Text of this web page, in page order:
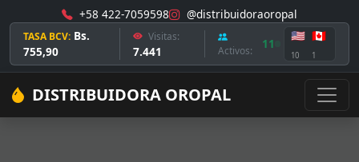
+58 422-7059598 @distribuidoraoropal
TASA BCV: Bs.
755,90
Visitas:
7.441 Activos: 11
🇺🇸
10
🇨🇦
1
DISTRIBUIDORA OROPAL